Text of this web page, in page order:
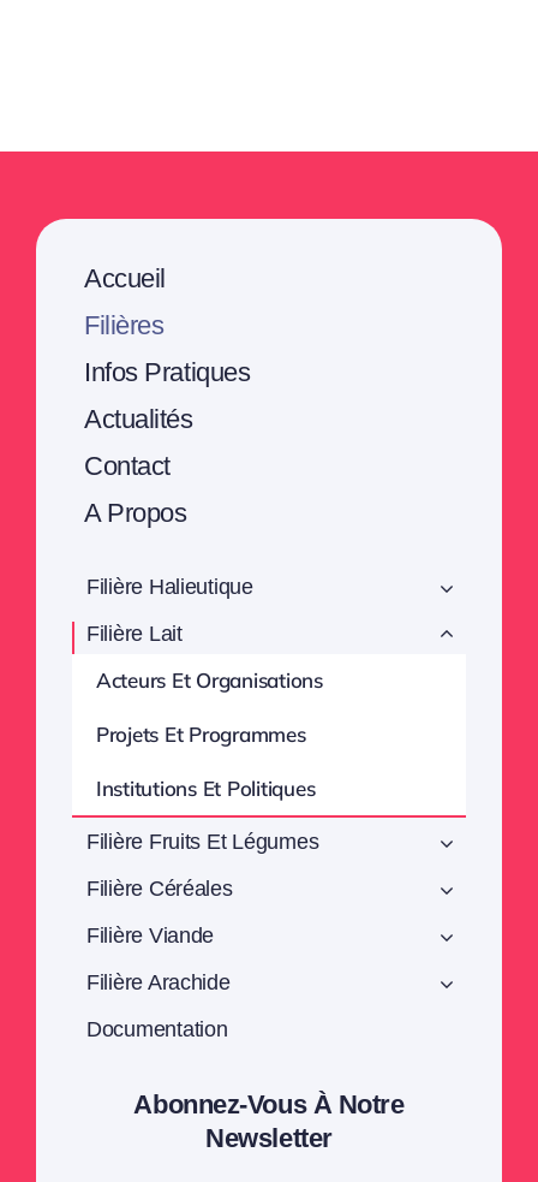
Accueil
Filières
Infos Pratiques
Actualités
Contact
A Propos
Filière Halieutique
Filière Lait
Acteurs Et Organisations
Projets Et Programmes
Institutions Et Politiques
Filière Fruits Et Légumes
Filière Céréales
Filière Viande
Filière Arachide
Documentation
Abonnez-Vous À Notre
Newsletter